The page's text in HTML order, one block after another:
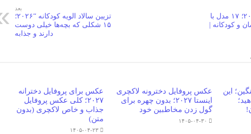
نقاشی انیمه ای “۲۰۲۶؛ ۱۷ مدل با
و کودکانه |
بعد
تزیین سالاد الویه کودکانه “۲۰۲۶؛
۱۵ شکلی که بچه‌ها خیلی دوست
دارند و جذابه
این
عکس پروفایل دخترونه لاکچری
اینستا ۲۰۲۷؛ بدون چهره برای
گول زدن مخاطبین خود
۱۴۰۵-۰۴-۳۰
عکس برای پروفایل دخترانه
۲۰۲۷؛ کلی عکس پروفایل
جذاب و خاص لاکچری (بدون
متن)
۱۴۰۵-۰۴-۲۳